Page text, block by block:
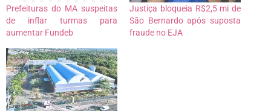
Prefeituras do MA suspeitas
de inflar turmas para
aumentar Fundeb
Justiça bloqueia R$2,5 mi de
São Bernardo após suposta
fraude no EJA